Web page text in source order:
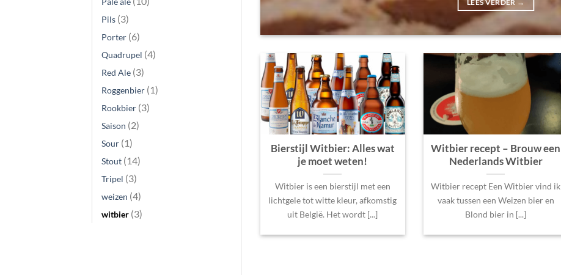
Pils (3)
Porter (6)
Quadrupel (4)
Red Ale (3)
Roggenbier (1)
Rookbier (3)
Saison (2)
Sour (1)
Stout (14)
Tripel (3)
weizen (4)
witbier (3)
LEES VERDER →
Bierstijl Witbier: Alles wat
je moet weten!
Witbier is een bierstijl met een
lichtgele tot witte kleur, afkomstig
uit België. Het wordt [...]
Witbier recept – Brouw een
Nederlands Witbier
Witbier recept Een Witbier vind ik
vaak tussen een Weizen bier en
Blond bier in [...]